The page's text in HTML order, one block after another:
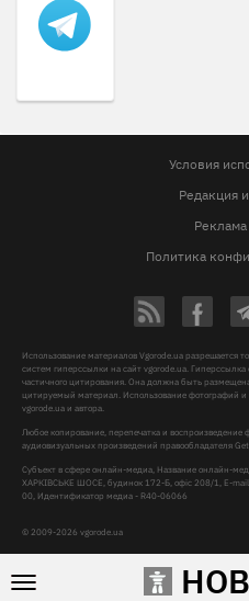
Условия
Редакция
Реклама
Политика
© 2009-2026 vgorode.ua
Использование материалов Vgorode.ua разрешается
систем гиперссылки на сайт vgorode.ua.
частичного цитирования. Она должна быть
цитируемый материал. Использование фотографий и
vgorode.ua и автора.
Любое копирование, перепечатка и
аудиовизуальных произведений правообладателя
Субъект в сфере онлайн-медиа, Название онлайн-
ХАРКІВСЬКЕ ШОСЕ, будинок 172-Б, офіс 208/1, E-
00, Идентификатор медиа - R40-06066